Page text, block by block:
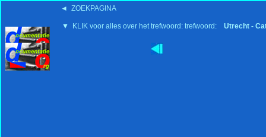
◄ ZOEKPAGINA
▼ KLIK voor alles over het trefwoord: trefwoord: Utrecht -